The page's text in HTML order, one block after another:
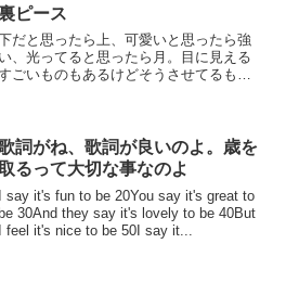
やかな、煌びやかで素敵な...
ピース
だと思ったら上、可愛いと思ったら強
い、光ってると思ったら月。目に見える
ごいものもあるけどそうさせてるもの
中ってそんな表裏で1つ...
詞がね、歌詞が良いのよ。歳を
るって大切な事なのよ
I say it's fun to be 20You say it's great to
30And they say it's lovely to be 40But
I feel it's nice to be 50I say it...